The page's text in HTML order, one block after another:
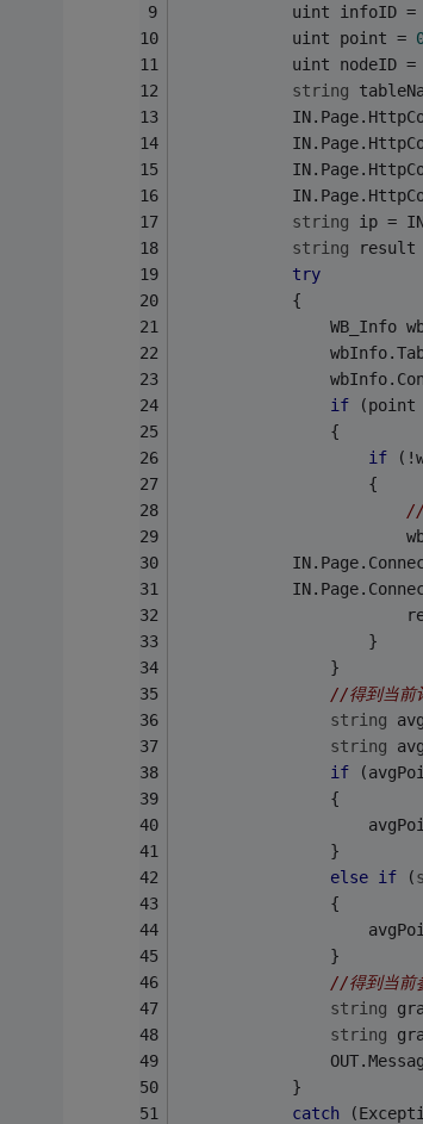
            uint infoID =
            uint point =
            uint nodeID =
string
string ip =
string result
try
            {
WB_Info
if (point
                {
if
                    {
//
                    }
                }
//得到当前
string
string
if
                {
                }
else if (
                {
                }
//得到当前
string
string
            }
catch